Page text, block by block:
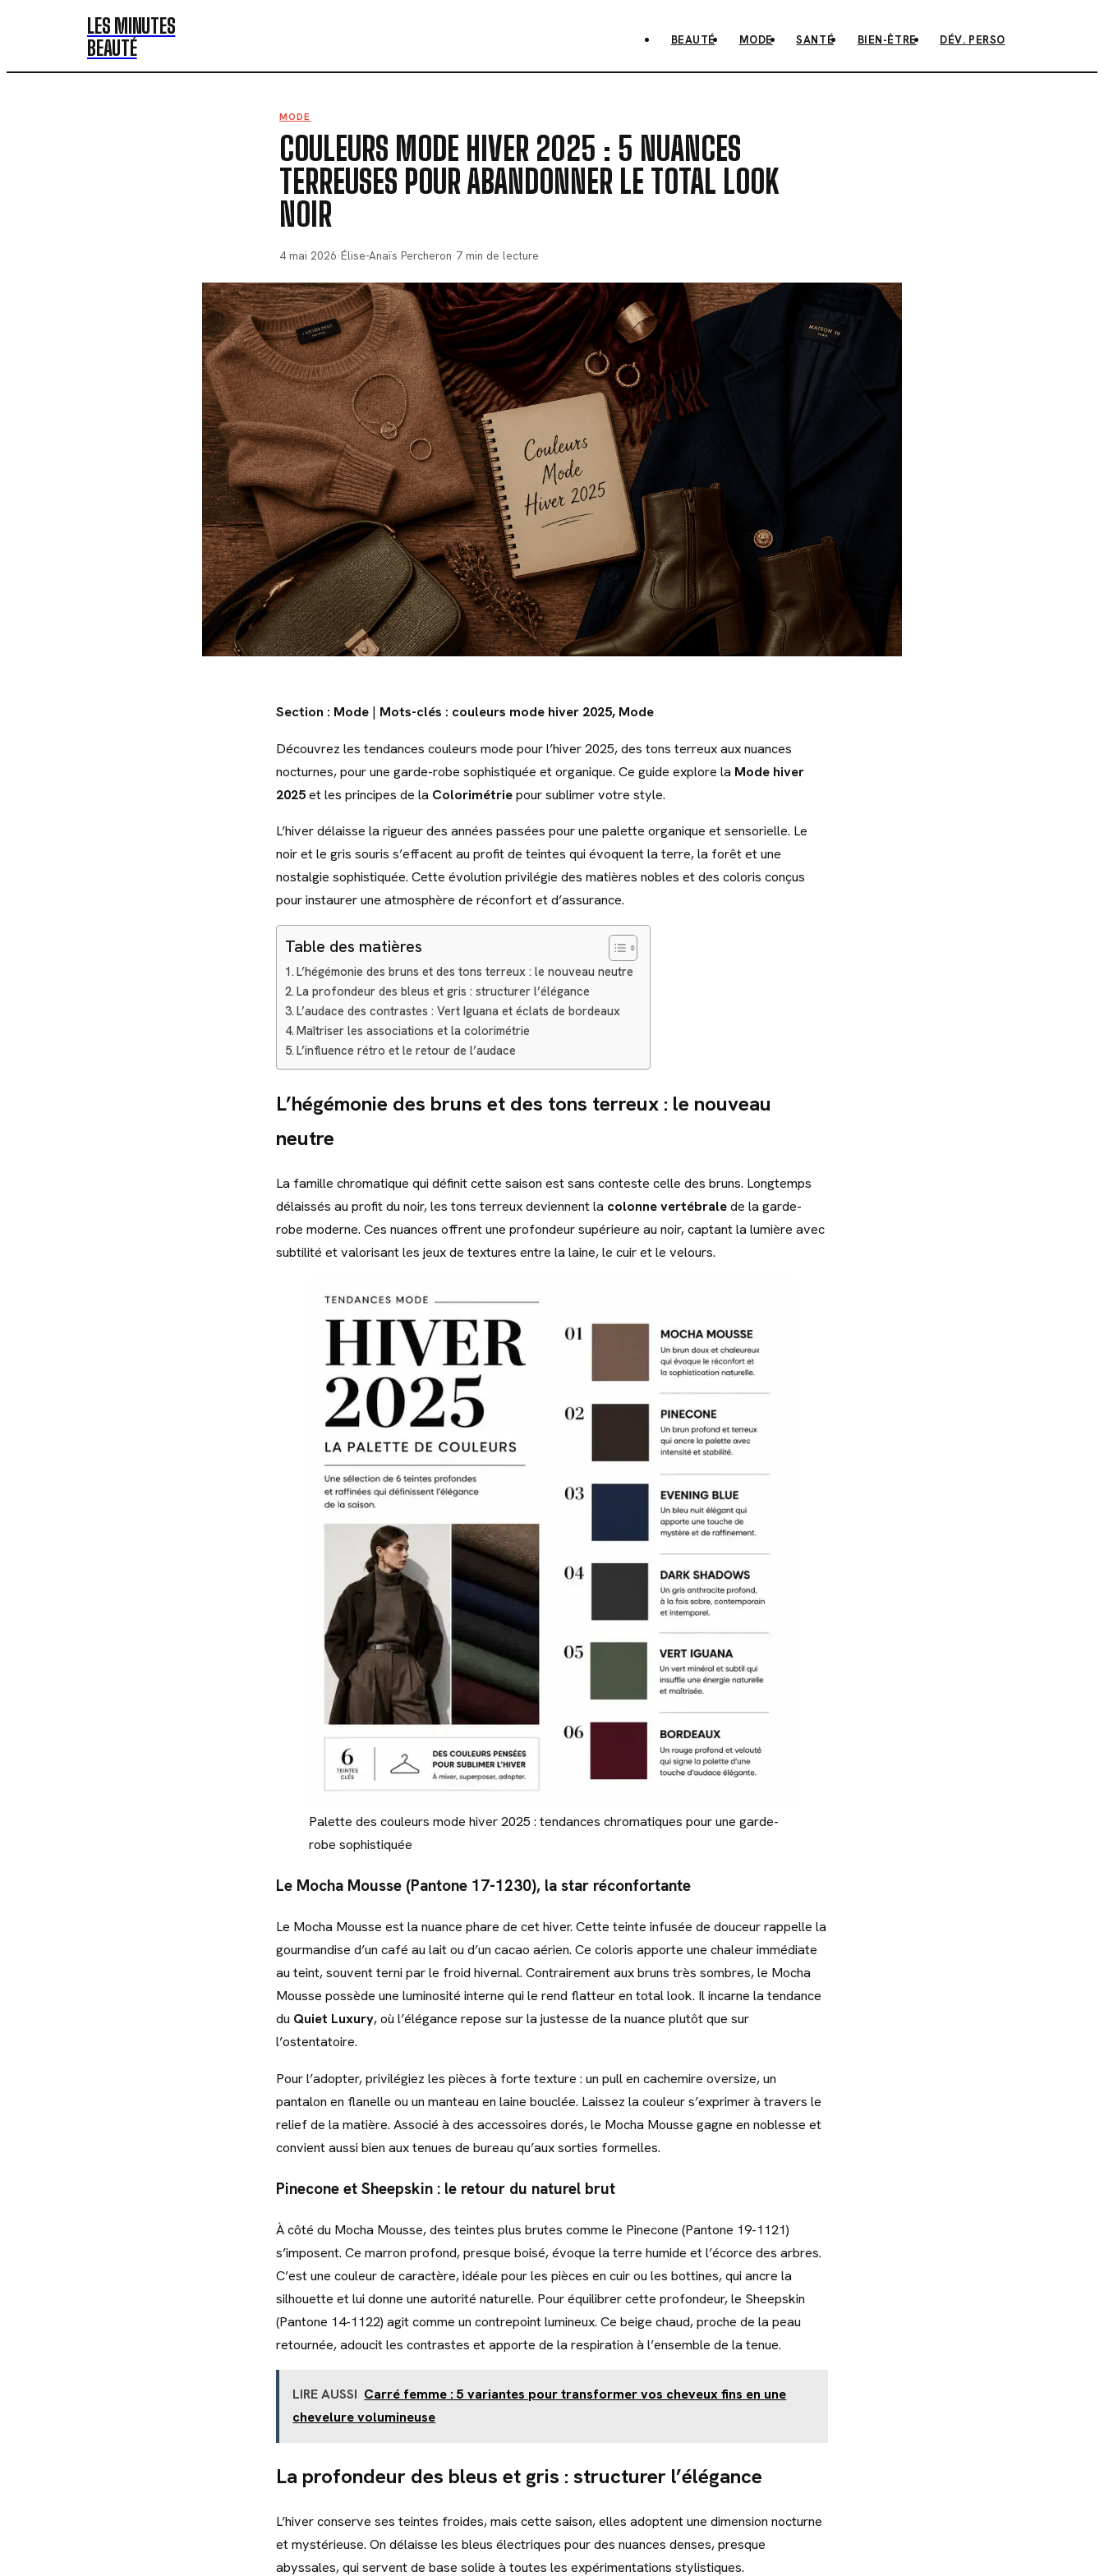
LES MINUTES
BEAUTÉ
BEAUTÉ MODE SANTÉ BIEN-ÊTRE DÉV. PERSO
MODE
COULEURS MODE HIVER 2025 : 5 NUANCES
TERREUSES POUR ABANDONNER LE TOTAL LOOK
NOIR
4 mai 2026·Élise-Anaïs Percheron·7 min de lecture
Section : Mode | Mots-clés : couleurs mode hiver 2025, Mode
Découvrez les tendances couleurs mode pour l’hiver 2025, des tons terreux aux nuances
nocturnes, pour une garde-robe sophistiquée et organique. Ce guide explore la Mode hiver
2025et les principes de la Colorimétriepour sublimer votre style.
L’hiver délaisse la rigueur des années passées pour une palette organique et sensorielle. Le
noir et le gris souris s’effacent au profit de teintes qui évoquent la terre, la forêt et une
nostalgie sophistiquée. Cette évolution privilégie des matières nobles et des coloris conçus
pour instaurer une atmosphère de réconfort et d’assurance.
Table des matières
L’hégémonie des bruns et des tons terreux : le nouveau neutre
La profondeur des bleus et gris : structurer l’élégance
L’audace des contrastes : Vert Iguana et éclats de bordeaux
Maîtriser les associations et la colorimétrie
L’influence rétro et le retour de l’audace
L’hégémonie des bruns et des tons terreux : le nouveau
neutre
La famille chromatique qui définit cette saison est sans conteste celle des bruns. Longtemps
délaissés au profit du noir, les tons terreux deviennent la colonne vertébralede la garde-
robe moderne. Ces nuances offrent une profondeur supérieure au noir, captant la lumière avec
subtilité et valorisant les jeux de textures entre la laine, le cuir et le velours.
Palette des couleurs mode hiver 2025 : tendances chromatiques pour une garde-
robe sophistiquée
Le Mocha Mousse (Pantone 17-1230), la star réconfortante
Le Mocha Mousse est la nuance phare de cet hiver. Cette teinte infusée de douceur rappelle la
gourmandise d’un café au lait ou d’un cacao aérien. Ce coloris apporte une chaleur immédiate
au teint, souvent terni par le froid hivernal. Contrairement aux bruns très sombres, le Mocha
Mousse possède une luminosité interne qui le rend flatteur en total look. Il incarne la tendance
du Quiet Luxury, où l’élégance repose sur la justesse de la nuance plutôt que sur
l’ostentatoire.
Pour l’adopter, privilégiez les pièces à forte texture : un pull en cachemire oversize, un
pantalon en flanelle ou un manteau en laine bouclée. Laissez la couleur s’exprimer à travers le
relief de la matière. Associé à des accessoires dorés, le Mocha Mousse gagne en noblesse et
convient aussi bien aux tenues de bureau qu’aux sorties formelles.
Pinecone et Sheepskin : le retour du naturel brut
À côté du Mocha Mousse, des teintes plus brutes comme le Pinecone (Pantone 19-1121)
s’imposent. Ce marron profond, presque boisé, évoque la terre humide et l’écorce des arbres.
C’est une couleur de caractère, idéale pour les pièces en cuir ou les bottines, qui ancre la
silhouette et lui donne une autorité naturelle. Pour équilibrer cette profondeur, le Sheepskin
(Pantone 14-1122) agit comme un contrepoint lumineux. Ce beige chaud, proche de la peau
retournée, adoucit les contrastes et apporte de la respiration à l’ensemble de la tenue.
LIRE AUSSI Carré femme : 5 variantes pour transformer vos cheveux fins en une
chevelure volumineuse
La profondeur des bleus et gris : structurer l’élégance
L’hiver conserve ses teintes froides, mais cette saison, elles adoptent une dimension nocturne
et mystérieuse. On délaisse les bleus électriques pour des nuances denses, presque
abyssales, qui servent de base solide à toutes les expérimentations stylistiques.